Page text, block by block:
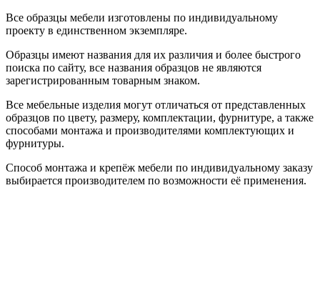
Все образцы мебели изготовлены по индивидуальному
проекту в единственном экземпляре.
Образцы имеют названия для их различия и более быстрого
поиска по сайту, все названия образцов не являются
зарегистрированным товарным знаком.
Все мебельные изделия могут отличаться от представленных
образцов по цвету, размеру, комплектации, фурнитуре, а также
способами монтажа и производителями комплектующих и
фурнитуры.
Способ монтажа и крепёж мебели по индивидуальному заказу
выбирается производителем по возможности её применения.